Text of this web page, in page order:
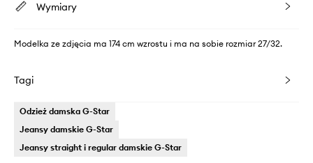
Wymiary
Modelka ze zdjęcia ma 174 cm wzrostu i ma na sobie rozmiar 27/32.
Tagi
Odzież damska G-Star
Jeansy damskie G-Star
Jeansy straight i regular damskie G-Star